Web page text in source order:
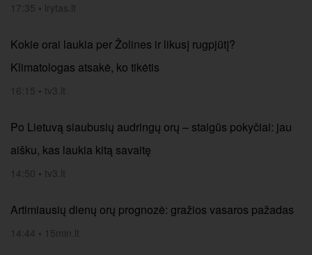
17:35 • lrytas.lt
Kokie orai laukia per Žolines ir likusį rugpjūtį?
Klimatologas atsakė, ko tikėtis
16:15 • tv3.lt
Po Lietuvą siaubusių audringų orų – staigūs pokyčiai: jau
aišku, kas laukia kitą savaitę
14:50 • tv3.lt
Artimiausių dienų orų prognozė: gražios vasaros pažadas
14:44 • 15min.lt